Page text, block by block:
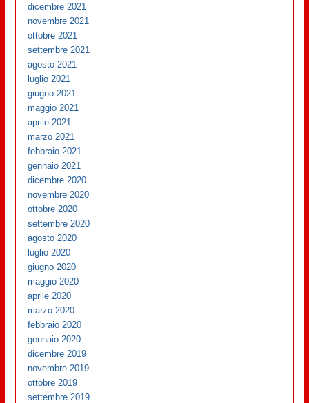
dicembre 2021
novembre 2021
ottobre 2021
settembre 2021
agosto 2021
luglio 2021
giugno 2021
maggio 2021
aprile 2021
marzo 2021
febbraio 2021
gennaio 2021
dicembre 2020
novembre 2020
ottobre 2020
settembre 2020
agosto 2020
luglio 2020
giugno 2020
maggio 2020
aprile 2020
marzo 2020
febbraio 2020
gennaio 2020
dicembre 2019
novembre 2019
ottobre 2019
settembre 2019